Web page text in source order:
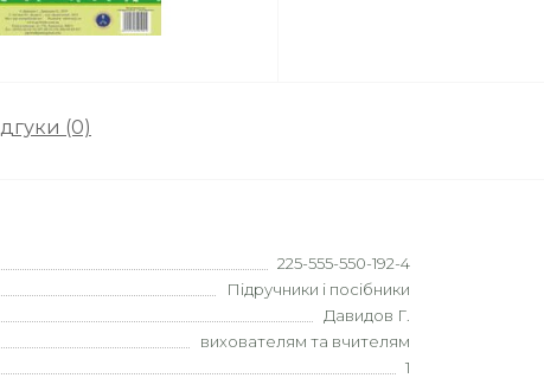
(0)
225-555-550-192-4
Підручники і посібники
Давидов Г.
вихователям та вчителям
1